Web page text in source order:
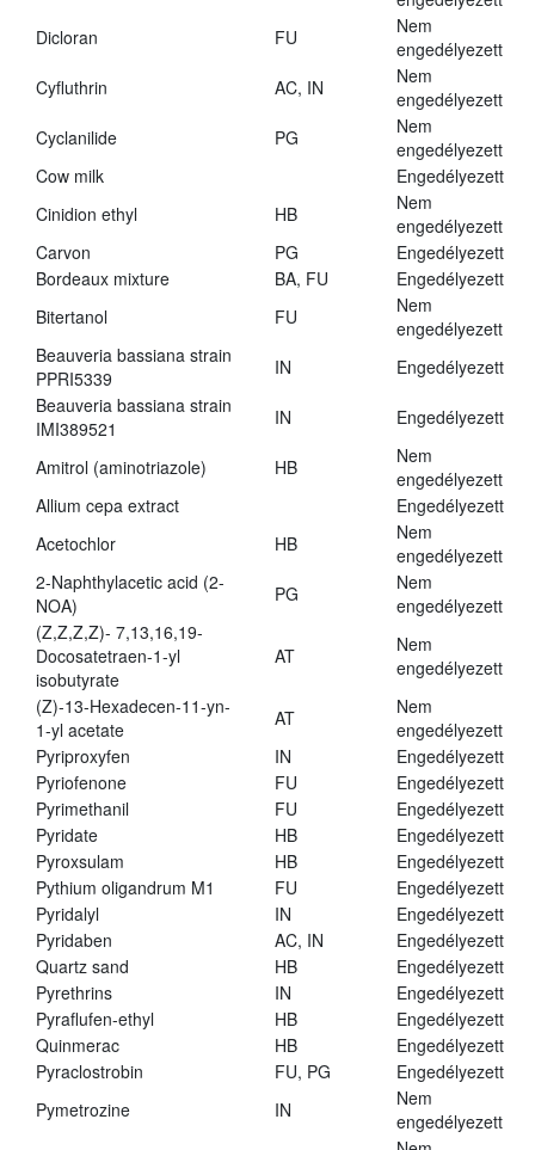
Dicloran
FU
Nem
engedélyezett
Cyfluthrin
AC, IN
Nem
engedélyezett
Cyclanilide
PG
Nem
engedélyezett
Cow milk
Engedélyezett
Cinidion ethyl
HB
Nem
engedélyezett
Carvon
PG
Engedélyezett
Bordeaux mixture
BA, FU
Engedélyezett
Bitertanol
FU
Nem
engedélyezett
Beauveria bassiana strain
PPRI5339
IN
Engedélyezett
Beauveria bassiana strain
IMI389521
IN Engedélyezett
Amitrol (aminotriazole) HB
Nem
engedélyezett
Allium cepa extract
Engedélyezett
Acetochlor
HB
Nem
engedélyezett
2-Naphthylacetic acid (2-
NOA)
PG
Nem
engedélyezett
(Z,Z,Z,Z)- 7,13,16,19-
Docosatetraen-1-yl
isobutyrate
AT
Nem
engedélyezett
(Z)-13-Hexadecen-11-yn-
1-yl acetate
AT
Nem
engedélyezett
Pyriproxyfen
IN
Engedélyezett
Pyriofenone
FU
Engedélyezett
Pyrimethanil
FU
Engedélyezett
Pyridate
HB
Engedélyezett
Pyroxsulam
HB
Engedélyezett
Pythium oligandrum M1
FU
Engedélyezett
Pyridalyl
IN
Engedélyezett
Pyridaben
AC, IN
Engedélyezett
Quartz sand
HB
Engedélyezett
Pyrethrins
IN
Engedélyezett
Pyraflufen-ethyl
HB
Engedélyezett
Quinmerac
HB
Engedélyezett
Pyraclostrobin
FU, PG
Engedélyezett
Pymetrozine
IN
Nem
engedélyezett